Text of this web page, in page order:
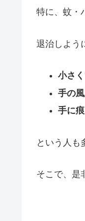
特に、蚊・
退治しよう
小さ
手の
手に
という人も
そこで、是